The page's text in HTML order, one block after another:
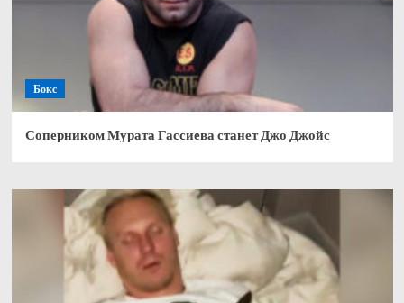
Бокс
Соперником Мурата Гассиева станет Джо Джойс